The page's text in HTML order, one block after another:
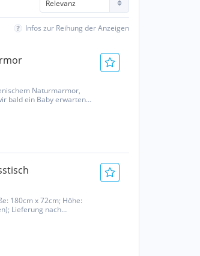
Infos zur Reihung der Anzeigen
Naturmarmor,
bald ein Baby erwarten,
180cm x 72cm; Höhe:
Lieferung nach